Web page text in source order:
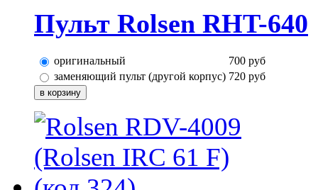
Пульт Rolsen RHT-640
оригинальный 700 руб
заменяющий пульт (другой корпус) 720 руб